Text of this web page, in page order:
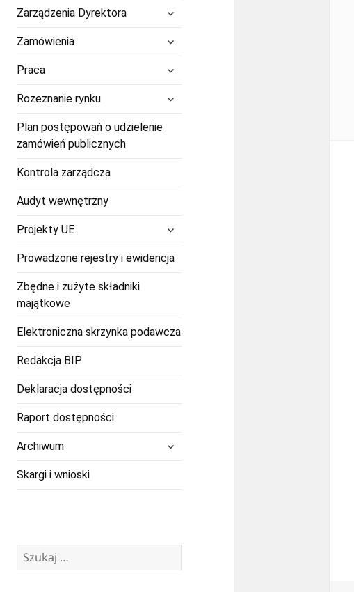
Zarządzenia Dyrektora
rozwiń
menu
Zamówienia
Praca
Rozeznanie rynkurozwiń
menu
potomne
Plan postępowań o udzielenie
zamówień publicznych
Kontrola zarządcza
Audyt wewnętrzny
Projekty UE
potomne
Prowadzone rejestry i ewidencja
Zbędne i zużyte składniki
majątkowe
Elektroniczna skrzynka podawcza
Redakcja BIP
Deklaracja dostępności
Raport dostępności
Archiwum
Skargi i wnioski
Szukaj: